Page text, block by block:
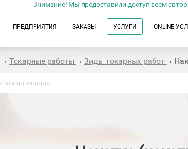
Внимание! Мы предоставили доступ всем
ПРЕДПРИЯТИЯ ЗАКАЗЫ УСЛУГИ ONLINE
› Токарные работы › Виды токарных работ ›